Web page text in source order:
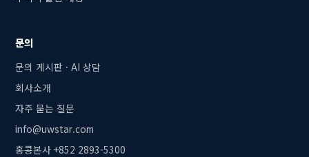
문의
문의 게시판 · AI 상담
회사소개
자주 묻는 질문
info@uwstar.com
홍콩본사 +852 2893-5300